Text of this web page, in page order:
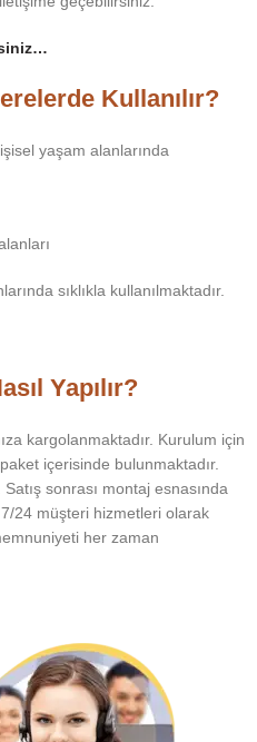
Kullanılır?
yaşam alanlarında
sıklıkla kullanılmaktadır.
Yapılır?
kargolanmaktadır. Kurulum için
içerisinde bulunmaktadır.
sonrası montaj esnasında
24 müşteri hizmetleri olarak
her zaman